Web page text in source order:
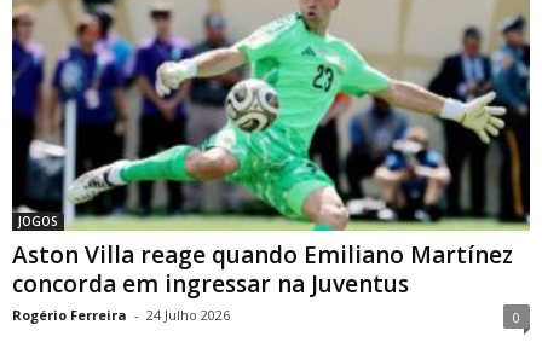
JOGOS
Aston Villa reage quando Emiliano Martínez
concorda em ingressar na Juventus
Rogério Ferreira - 24 Julho 2026 0